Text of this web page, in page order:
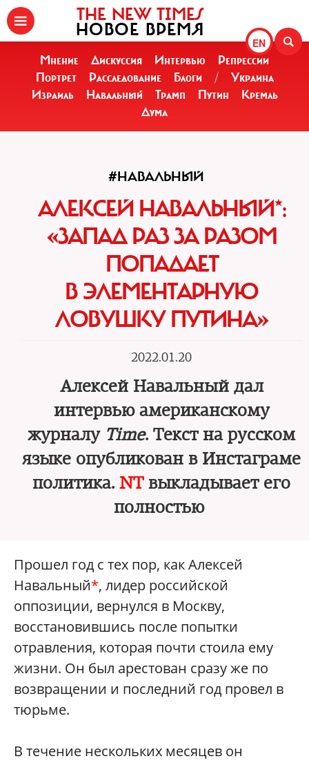
EN
THE NEW TIMES
НОВОЕ ВРЕМЯ
Мнение Дискуссия Интервью
Репрессии
Портрет
Расследование Блоги /
Украина
Израиль
Навальный Трамп Путин
Кремль
Дума
#НАВАЛЬНЫЙ
АЛЕКСЕЙ НАВАЛЬНЫЙ*:
«ЗАПАД РАЗ ЗА РАЗОМ
ПОПАДАЕТ
В ЭЛЕМЕНТАРНУЮ
ЛОВУШКУ ПУТИНА»
2022.01.20
Алексей Навальный дал
интервью американскому
журналу Time. Текст на русском
языке опубликован в Инстаграме
политика. NTвыкладывает его
полностью
Прошел год с тех пор, как Алексей
Навальный*, лидер российской
оппозиции, вернулся в Москву,
восстановившись после попытки
отравления, которая почти стоила ему
жизни. Он был арестован сразу же по
возвращении и последний год провел в
тюрьме.
В течение нескольких месяцев он